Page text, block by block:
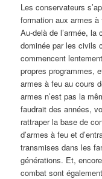
Les conservateurs
formation aux armes à
Au-delà de l’armée,
dominée par les civils
commencent
propres programmes,
armes à feu au cours
armes n’est pas la
faudrait des années,
rattraper la base de
d’armes à feu et
transmises dans les
générations. Et,
combat sont